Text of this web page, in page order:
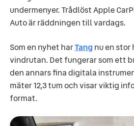
undermenyer. Trådlöst Apple
Auto är räddningen till vardags.
Som en nyhet harTang nu en stor
vindrutan. Det fungerar som ett
den annars fina digitala
mäter 12,3 tum och visar viktig
format.